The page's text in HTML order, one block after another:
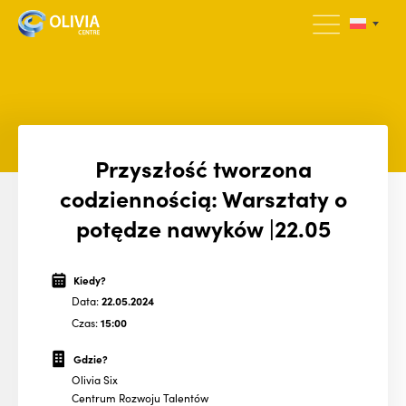
Przyszłość tworzona
codziennością: Warsztaty o
potędze nawyków |22.05
Kiedy?
Data:22.05.2024
Czas:15:00
Gdzie?
Olivia Six
Centrum Rozwoju Talentów